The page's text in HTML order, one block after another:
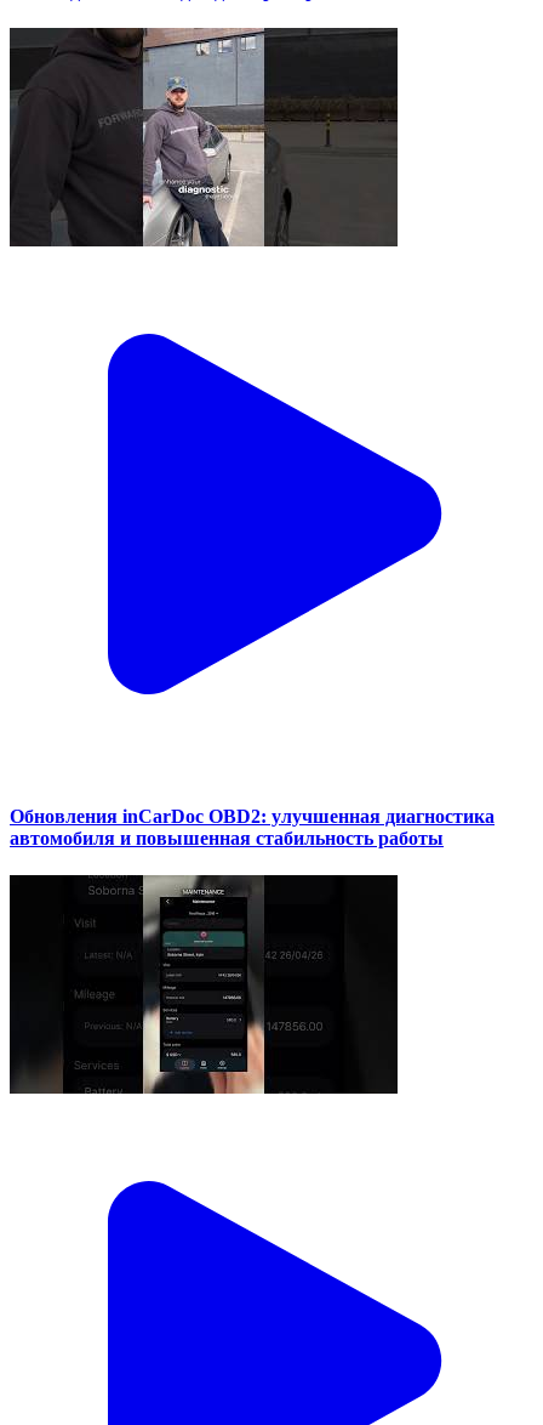
Обновления inCarDoc OBD2: улучшенная диагностика
автомобиля и повышенная стабильность работы